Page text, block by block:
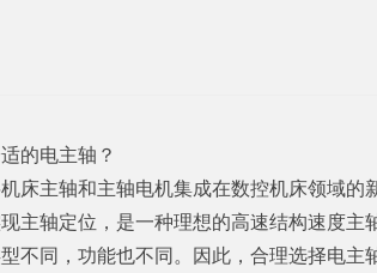
的电主轴？
机床主轴和主轴电机集成在数控机床领
主轴定位，是一种理想的高速结构速度
不同，功能也不同。因此，合理选择电主